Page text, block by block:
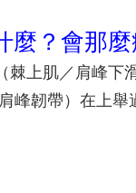
麼？會那麼
（棘上肌／肩峰下
肩峰韌帶） 在上舉